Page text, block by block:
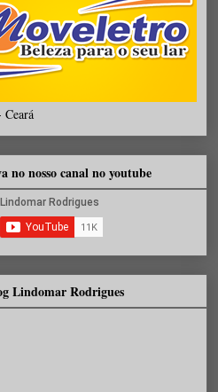
no nosso canal no youtube
Lindomar Rodrigues